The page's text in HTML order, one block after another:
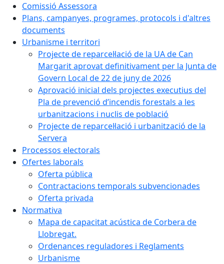
Comissió Assessora
Plans, campanyes, programes, protocols i d'altres
documents
Urbanisme i territori
Projecte de reparcel·lació de la UA de Can
Margarit aprovat definitivament per la Junta de
Govern Local de 22 de juny de 2026
Aprovació inicial dels projectes executius del
Pla de prevenció d’incendis forestals a les
urbanitzacions i nuclis de població
Projecte de reparcel·lació i urbanització de la
Servera
Processos electorals
Ofertes laborals
Oferta pública
Contractacions temporals subvencionades
Oferta privada
Normativa
Mapa de capacitat acústica de Corbera de
Llobregat.
Ordenances reguladores i Reglaments
Urbanisme